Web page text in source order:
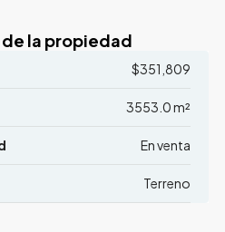
la propiedad
$351,809
3553.0 m²
En venta
Terreno